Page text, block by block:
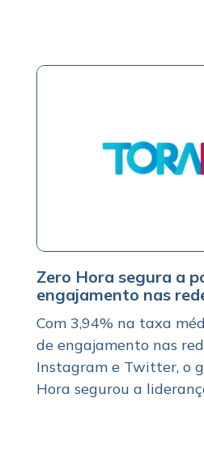
Zero Hora segura a
engajamento nas
Com 3,94% na taxa
de engajamento nas
Instagram e Twitter, o
Hora segurou a